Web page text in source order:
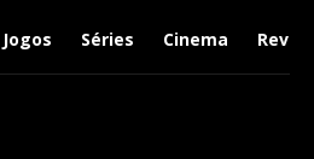
Jogos Séries Cinema